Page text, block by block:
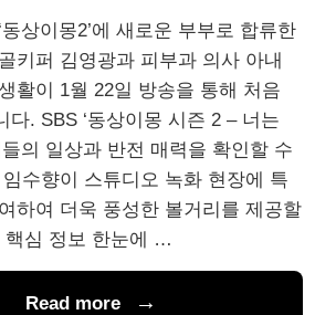
상이몽2’에 새로운 부부로 합류한
키퍼 김영광과 피부과 의사 아내
활이 1월 22일 방송을 통해 처음
다. SBS ‘동상이몽 시즌 2 – 너는
들의 일상과 반전 매력을 확인할 수
수향이 스튜디오 녹화 현장에 특
하여 더욱 풍성한 볼거리를 제공할
핵심 정보 한눈에 …
Read more